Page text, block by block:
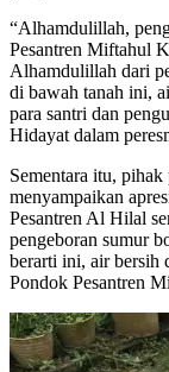
“Alhamdulillah,
Pesantren Miftahul
Alhamdulillah dari
di bawah tanah ini,
para santri dan
Hidayat dalam
Sementara itu,
menyampaikan
Pesantren Al Hilal
pengeboran sumur
berarti ini, air bersih
Pondok Pesantren